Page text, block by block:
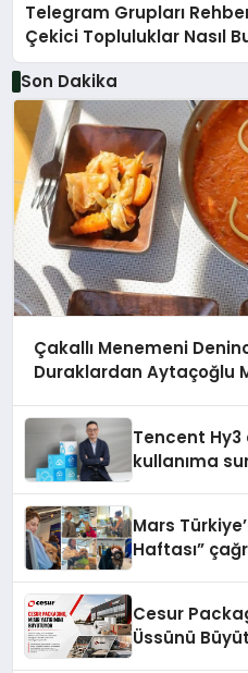
Telegram Grupları
Çekici Topluluklar Nasıl
Son Dakika
Çakallı Menemeni
Duraklardan Aytaçoğlu
Tencent
kullanıma
Mars
Haftası”
Cesur
Üssünü